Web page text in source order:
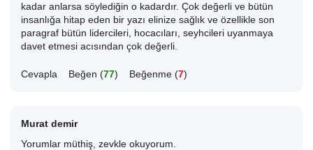
kadar anlarsa söylediğin o kadardır. Çok değerli ve bütün
insanlığa hitap eden bir yazı elinize sağlık ve özellikle son
paragraf bütün lidercileri, hocacıları, seyhcileri uyanmaya
davet etmesi acısından çok değerli.
Cevapla Beğen (77) Beğenme (7)
Murat demir
Yorumlar müthiş, zevkle okuyorum.